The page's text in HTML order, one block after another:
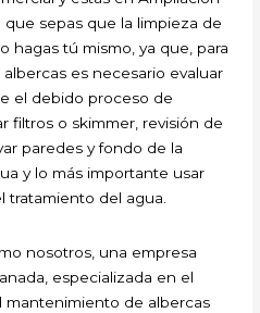
sepas que la limpieza de
hagas tú mismo, ya que, para
es necesario evaluar
el debido proceso de
filtros o skimmer, revisión de
paredes y fondo de la
y lo más importante usar
tratamiento del agua.
nosotros, una empresa
especializada en el
mantenimiento de albercas